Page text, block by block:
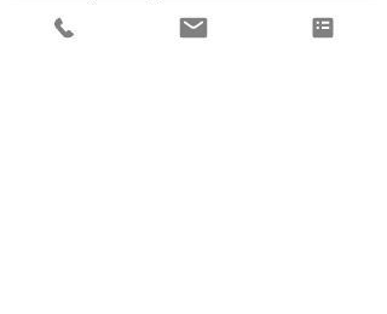
statt.
Die Teilnahmegebühr beträgt 10 EURO